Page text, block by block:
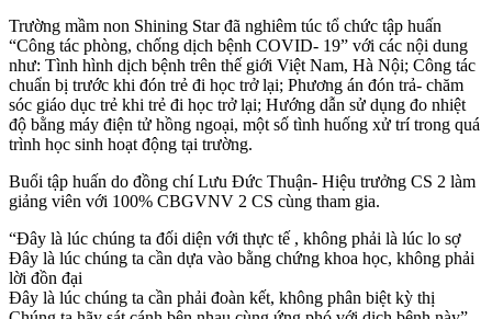
Trường mầm non Shining Star đã nghiêm túc tổ chức tập huấn
“Công tác phòng, chống dịch bệnh COVID- 19” với các nội dung
như: Tình hình dịch bệnh trên thế giới Việt Nam, Hà Nội; Công tác
chuẩn bị trước khi đón trẻ đi học trở lại; Phương án đón trả- chăm
sóc giáo dục trẻ khi trẻ đi học trở lại; Hướng dẫn sử dụng đo nhiệt
độ bằng máy điện tử hồng ngoại, một số tình huống xử trí trong quá
trình học sinh hoạt động tại trường.
Buổi tập huấn do đồng chí Lưu Đức Thuận- Hiệu trưởng CS 2 làm
giảng viên với 100% CBGVNV 2 CS cùng tham gia.
“Đây là lúc chúng ta đối diện với thực tế , không phải là lúc lo sợ
Đây là lúc chúng ta cần dựa vào bằng chứng khoa học, không phải
lời đồn đại
Đây là lúc chúng ta cần phải đoàn kết, không phân biệt kỳ thị